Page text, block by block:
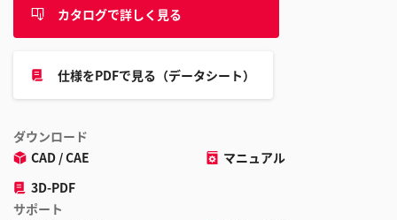
カタログで詳しく見る
仕様をPDFで見る（データシート）
ダウンロード
CAD / CAE
マニュアル
3D-PDF
サポート